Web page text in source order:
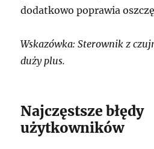
dodatkowo poprawia
Wskazówka: Sterownik z
duży plus.
Najczęstsze błędy
użytkowników